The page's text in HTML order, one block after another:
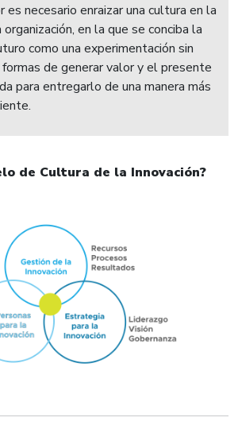
es necesario enraizar una cultura en la
en la que se conciba la
como una experimentación sin
de generar valor y el presente
para entregarlo de una manera más
de Cultura de la Innovación?